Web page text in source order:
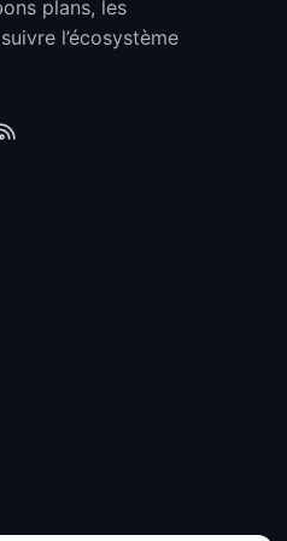
Mono supra-
- Casque
Antibruit Pour
5 Haut-Parleur
plans, les
l’écosystème